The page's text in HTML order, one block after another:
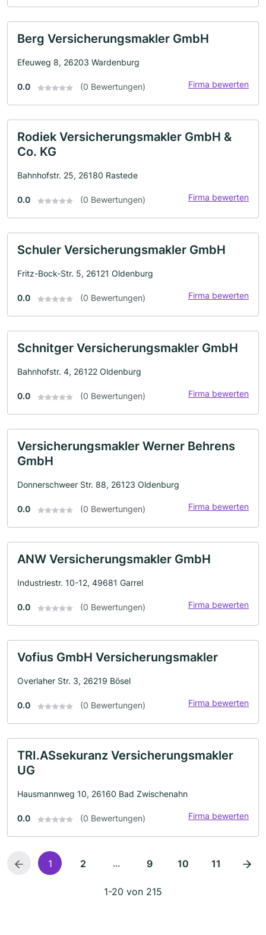
Berg Versicherungsmakler GmbH
Efeuweg 8, 26203 Wardenburg
0.0 (0 Bewertungen) Firma bewerten
Rodiek Versicherungsmakler GmbH &
Co. KG
Bahnhofstr. 25, 26180 Rastede
0.0 (0 Bewertungen) Firma bewerten
Schuler Versicherungsmakler GmbH
Fritz-Bock-Str. 5, 26121 Oldenburg
0.0 (0 Bewertungen) Firma bewerten
Schnitger Versicherungsmakler GmbH
Bahnhofstr. 4, 26122 Oldenburg
0.0 (0 Bewertungen) Firma bewerten
Versicherungsmakler Werner Behrens
GmbH
Donnerschweer Str. 88, 26123 Oldenburg
0.0 (0 Bewertungen) Firma bewerten
ANW Versicherungsmakler GmbH
Industriestr. 10-12, 49681 Garrel
0.0 (0 Bewertungen) Firma bewerten
Vofius GmbH Versicherungsmakler
Overlaher Str. 3, 26219 Bösel
0.0 (0 Bewertungen) Firma bewerten
TRI.ASsekuranz Versicherungsmakler
UG
Hausmannweg 10, 26160 Bad Zwischenahn
0.0 (0 Bewertungen) Firma bewerten
1 2 ... 9 10 11
1-20 von 215